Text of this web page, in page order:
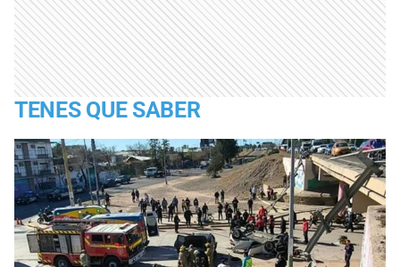
TENES QUE SABER